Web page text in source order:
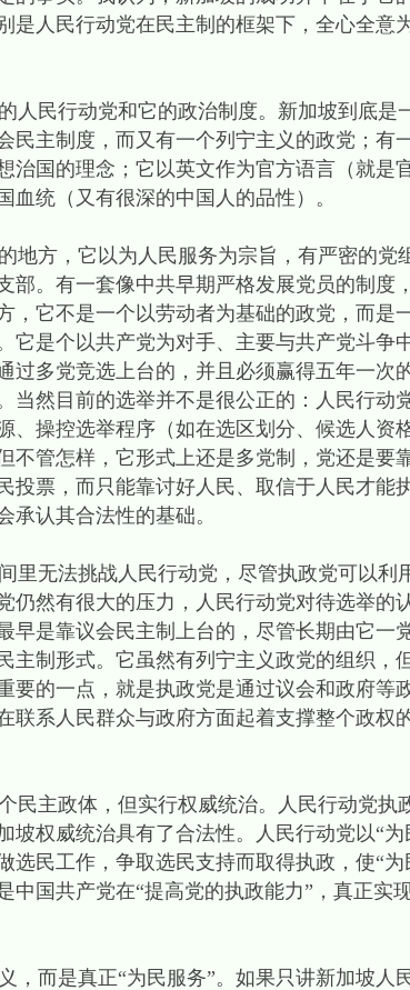
是人民行动党在民主制的框架下，全心全意
民行动党和它的政治制度。新加坡到底是
民主制度，而又有一个列宁主义的政党；有
治国的理念；它以英文作为官方语言（就是
统（又有很深的中国人的品性）。
方，它以为人民服务为宗旨，有严密的党
。有一套像中共早期严格发展党员的制度
，它不是一个以劳动者为基础的政党，而是
它是个以共产党为对手、主要与共产党斗争
过多党竞选上台的，并且必须赢得五年一次
当然目前的选举并不是很公正的：人民行动
、操控选举程序（如在选区划分、候选人资
不管怎样，它形式上还是多党制，党还是要
投票，而只能靠讨好人民、取信于人民才能
承认其合法性的基础。
无法挑战人民行动党，尽管执政党可以利
仍然有很大的压力，人民行动党对待选举的
早是靠议会民主制上台的，尽管长期由它一
主制形式。它虽然有列宁主义政党的组织，
要的一点，就是执政党是通过议会和政府等
联系人民群众与政府方面起着支撑整个政权
主政体，但实行权威统治。人民行动党执
坡权威统治具有了合法性。人民行动党以“
选民工作，争取选民支持而取得执政，使“
国共产党在“提高党的执政能力”，真正实
而是真正“为民服务”。如果只讲新加坡人